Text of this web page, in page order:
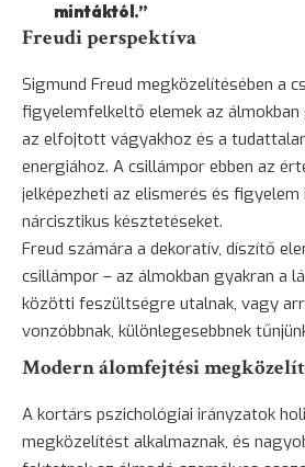
mintáktól.”
Freudi perspektíva
Sigmund Freud megközelítésében a
figyelemfelkeltő elemek az álmokban
az elfojtott vágyakhoz és a
energiához. A csillámpor ebben az
jelképezheti az elismerés és figyelem
nárcisztikus késztetéseket.
Freud számára a dekoratív, díszítő
csillámpor – az álmokban gyakran a
közötti feszültségre utalnak, vagy
vonzóbbnak, különlegesebbnek
Modern álomfejtési
A kortárs pszichológiai irányzatok
megközelítést alkalmaznak, és